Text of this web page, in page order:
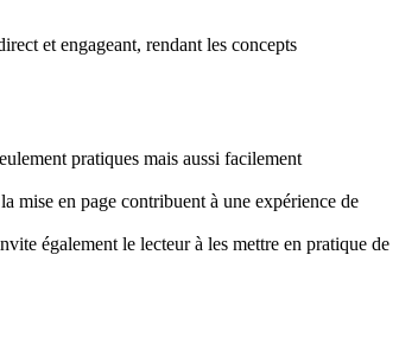
et engageant, rendant les concepts
pratiques mais aussi facilement
mise en page contribuent à une expérience de
également le lecteur à les mettre en pratique de